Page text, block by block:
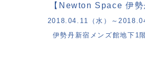
【 Newton Space 伊勢
2018.04.11 （水）～
伊勢丹新宿メンズ館地下 1